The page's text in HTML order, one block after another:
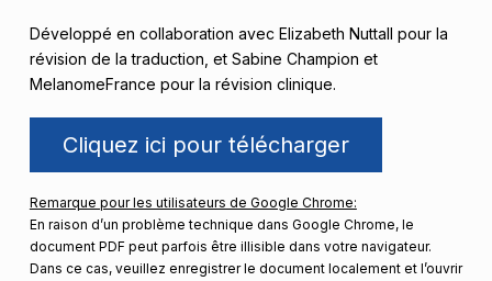
Développé en collaboration avec Elizabeth Nuttall pour la
révision de la traduction, et Sabine Champion et
MelanomeFrance pour la révision clinique.
Cliquez ici pour télécharger
Remarque pour les utilisateurs de Google Chrome:
En raison d’un problème technique dans Google Chrome, le
document PDF peut parfois être illisible dans votre navigateur.
Dans ce cas, veuillez enregistrer le document localement et l’ouvrir